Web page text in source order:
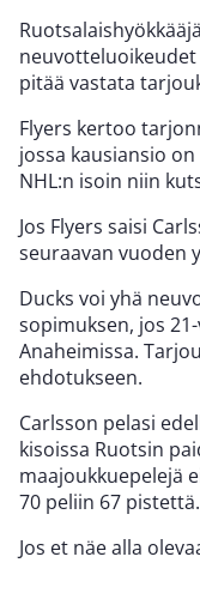
pitää vastata
Flyers kertoo
jossa kausiansio
NHL:n isoin niin
Jos Flyers saisi
seuraavan vuoden
Ducks voi yhä
sopimuksen, jos
Anaheimissa.
ehdotukseen.
Carlsson pelasi
kisoissa Ruotsin
maajoukkuepelejä
70 peliin 67 pistettä.
Jos et näe alla